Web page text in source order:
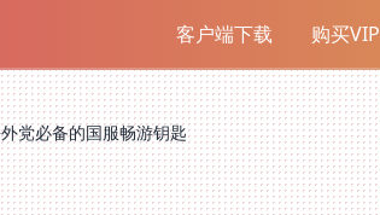
客户端下载 购买VIP
党必备的国服畅游钥匙